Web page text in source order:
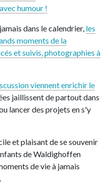
humour !
dans le calendrier, les
moments de la
et suivis, photographies à
viennent enrichir le
jaillissent de partout dans
lancer des projets en s'y
et plaisant de se souvenir
de Waldighoffen
de vie à jamais